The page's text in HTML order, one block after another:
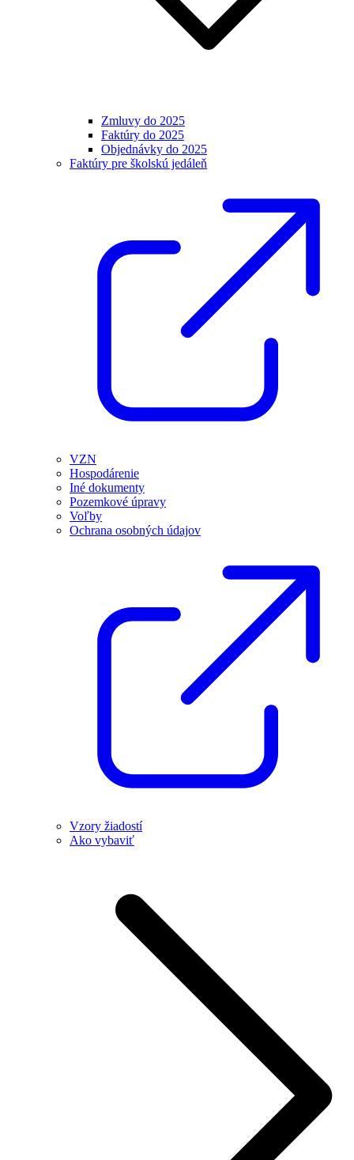
Zmluvy do 2025
Faktúry do 2025
Objednávky do 2025
Faktúry pre školskú jedáleň
VZN
Hospodárenie
Iné dokumenty
Pozemkové úpravy
Voľby
Ochrana osobných údajov
Vzory žiadostí
Ako vybaviť